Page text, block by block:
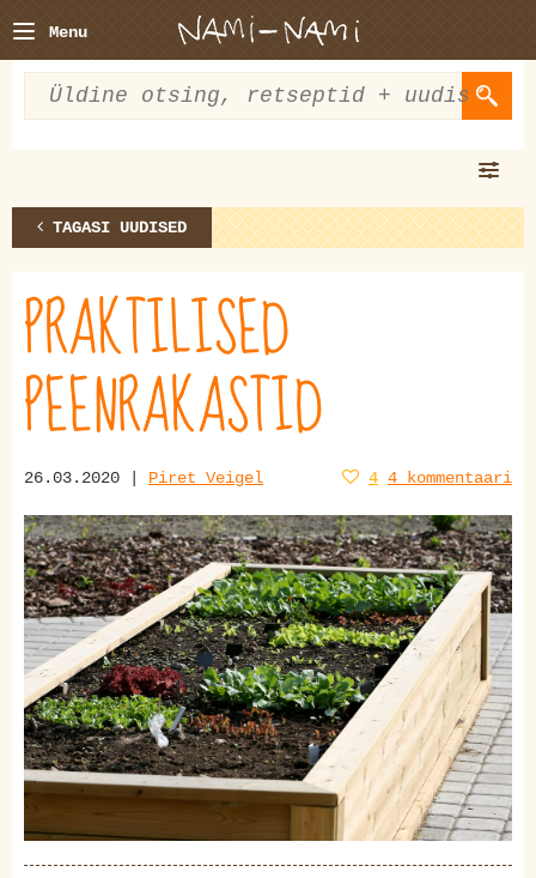
Menu
TAGASI UUDISED
PRAKTILISED
PEENRAKASTID
26.03.2020 | Piret Veigel 4 4 kommentaari